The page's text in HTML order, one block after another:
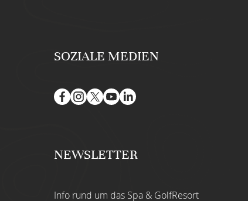
SOZIALE MEDIEN
NEWSLETTER
Info rund um das Spa & GolfResort